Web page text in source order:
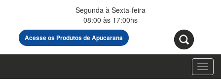
Segunda à Sexta-feira
08:00 às 17:00hs
Acesse os Produtos de Apucarana